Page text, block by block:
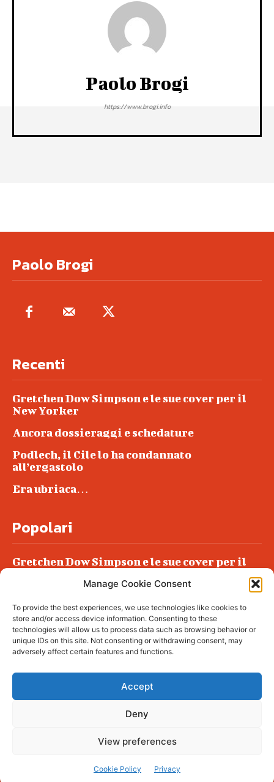
Manage Cookie Consent
To provide the best experiences, we use technologies like cookies to
store and/or access device information. Consenting to these
technologies will allow us to process data such as browsing behavior or
unique IDs on this site. Not consenting or withdrawing consent, may
adversely affect certain features and functions.
Accept
Deny
View preferences
Cookie Policy Privacy
Paolo Brogi
https://www.brogi.info
Paolo Brogi
Recenti
Gretchen Dow Simpson e le sue cover per il
New Yorker
Ancora dossieraggi e schedature
Podlech, il Cile lo ha condannato
all’ergastolo
Era ubriaca…
Popolari
Gretchen Dow Simpson e le sue cover per il
Podlech, il Cile lo ha condannato
all’ergastolo
Era ubriaca…
© tagDiv - All rights reserved. Made with
complete News Portal about living, lifestyle,
fashion and wellness. Take your time and
experience!